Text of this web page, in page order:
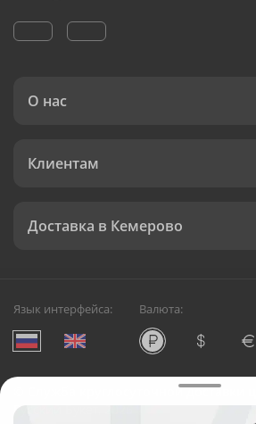
О нас
Клиентам
Доставка в Кемерово
Язык интерфейса: Валюта:
Служба круглосуточной доставки
Русский Букет, 2026